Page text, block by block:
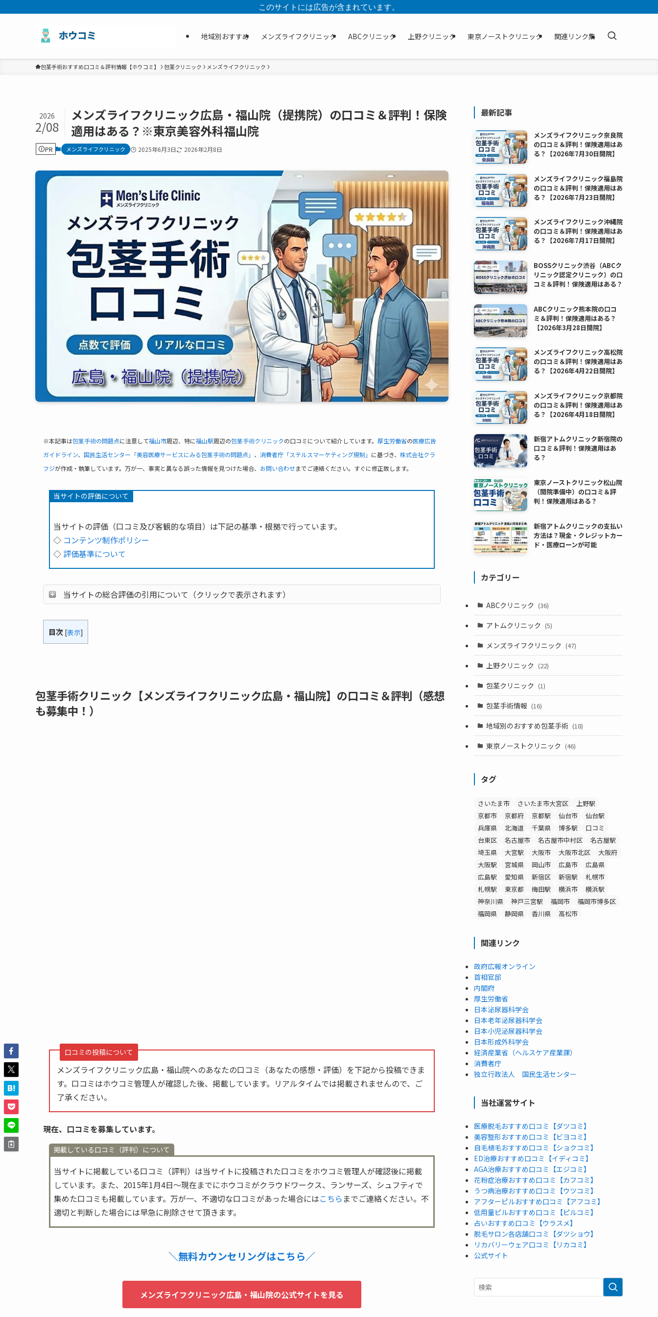
このサイトには広告が含まれています。
地域別おすすめ メンズライフクリニック ABCクリニック 上野クリニック 東京ノーストクリニック 関連リンク集
包茎手術おすすめ口コミ＆評判情報【ホウコミ】 包茎クリニック メンズライフクリニック
メンズライフクリニック広島・福山院（提携院）の口コミ＆評判！保険
適用はある？※東京美容外科福山院
2026
2/08
PR メンズライフクリニック 2025年6月3日 2026年2月8日
※本記事は包茎手術の問題点に注意して福山市周辺、特に福山駅周辺の包茎手術クリニックの口コミについて紹介しています。 厚生労働省の医療広告
ガイドライン、 国民生活センター「美容医療サービスにみる包茎手術の問題点」 、 消費者庁「ステルスマーケティング規制」 に基づき、 株式会社クラ
フジが作成・執筆しています。万が一、事実と異なる誤った情報を見つけた場合、 お問い合わせまでご連絡ください。すぐに修正致します。
当サイトの評価について
当サイトの評価（口コミ及び客観的な項目）は下記の基準・根拠で行っています。
◇ コンテンツ制作ポリシー
◇ 評価基準について
当サイトの総合評価の引用について（クリックで表示されます）
目次 [表示]
包茎手術クリニック【メンズライフクリニック広島・福山院】の口コミ＆評判（感想
も募集中！）
口コミの投稿について
メンズライフクリニック広島・福山院へのあなたの口コミ（あなたの感想・評価）を下記から投稿できま
す。口コミはホウコミ管理人が確認した後、掲載しています。 リアルタイムでは掲載されませんので、ご
了承ください。
現在、口コミを募集しています。
掲載している口コミ（評判）について
当サイトに掲載している口コミ（評判）は当サイトに投稿された口コミをホウコミ管理人が確認後に掲載
しています。また、2015年1月4日～現在までにホウコミがクラウドワークス、ランサーズ、シュフティで
集めた口コミも掲載しています。万が一、不適切な口コミがあった場合にはこちら までご連絡ください。不
適切と判断した場合には早急に削除させて頂きます。
＼無料カウンセリングはこちら／
メンズライフクリニック広島・福山院の公式サイトを見る
最新記事
メンズライフクリニック奈良院
の口コミ＆評判！保険適用はあ
る？【2026年7月30日開院】
メンズライフクリニック福島院
の口コミ＆評判！保険適用はあ
る？【2026年7月23日開院】
メンズライフクリニック沖縄院
の口コミ＆評判！保険適用はあ
る？【2026年7月17日開院】
BOSSクリニック渋谷（ABCク
リニック認定クリニック）の口
コミ＆評判！保険適用はある？
ABCクリニック熊本院の口コ
ミ＆評判！保険適用はある？
【2026年3月28日開院】
メンズライフクリニック高松院
の口コミ＆評判！保険適用はあ
る？【2026年4月22日開院】
メンズライフクリニック京都院
の口コミ＆評判！保険適用はあ
る？【2026年4月18日開院】
新宿アトムクリニック新宿院の
口コミ＆評判！保険適用はあ
る？
東京ノーストクリニック松山院
（開院準備中）の口コミ＆評
判！保険適用はある？
新宿アトムクリニックの支払い
方法は？現金・クレジットカー
ド・医療ローンが可能
カテゴリー
ABCクリニック (36)
アトムクリニック (5)
メンズライフクリニック (47)
上野クリニック (22)
包茎クリニック (1)
包茎手術情報 (16)
地域別のおすすめ包茎手術 (18)
東京ノーストクリニック (46)
タグ
さいたま市 さいたま市大宮区
上野駅
京都市
京都府 京都駅 仙台市
仙台駅
兵庫県
北海道 千葉県 博多駅
口コミ
台東区
名古屋市 名古屋市中村区
名古屋駅
埼玉県
大宮駅 大阪市 大阪市北区
大阪府
大阪駅
宮城県 岡山市 広島市
広島県
広島駅
愛知県 新宿区 新宿駅
札幌市
札幌駅
東京都 梅田駅 横浜市
横浜駅
神奈川県
神戸三宮駅 福岡市
福岡市博多区
福岡県
静岡県 香川県 高松市
関連リンク
政府広報オンライン
首相官邸
内閣府
厚生労働省
日本泌尿器科学会
日本老年泌尿器科学会
日本小児泌尿器科学会
日本形成外科学会
経済産業省（ヘルスケア産業課）
消費者庁
独立行政法人 国民生活センター
当社運営サイト
医療脱毛おすすめ口コミ【ダツコミ】
美容整形おすすめ口コミ【ビヨコミ】
自毛植毛おすすめ口コミ【ショクコミ】
ED治療おすすめ口コミ【イディコミ】
AGA治療おすすめ口コミ【エジコミ】
花粉症治療おすすめ口コミ【カフコミ】
うつ病治療おすすめ口コミ【ウツコミ】
アフターピルおすすめ口コミ【アフコミ】
低用量ピルおすすめ口コミ【ピルコミ】
占いおすすめ口コミ【ウラスメ】
脱毛サロン各店舗口コミ【ダツショウ】
リカバリーウェア口コミ【リカコミ】
公式サイト